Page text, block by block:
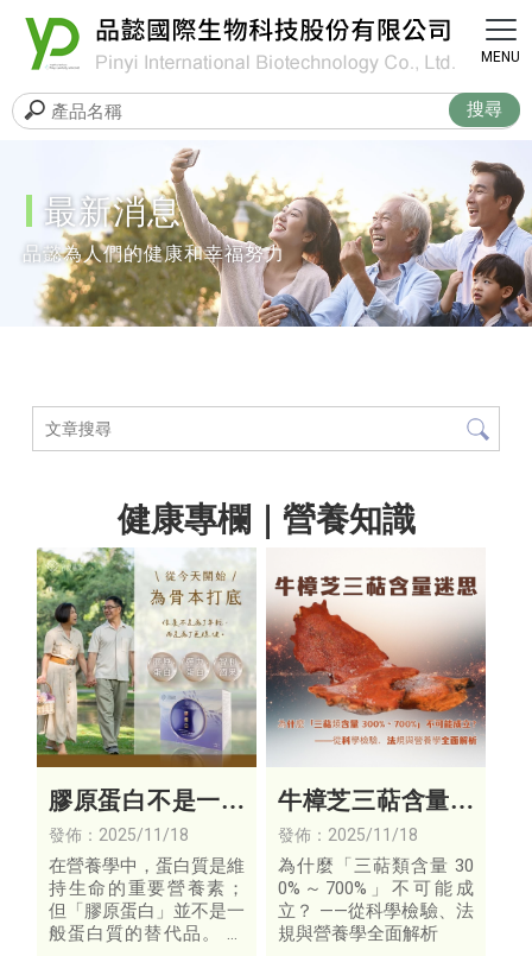
最新消息
健康專欄｜營養知識
膠原蛋白不是一般
蛋白質，是身體的
「結構核心營養」
發佈：2025/11/18
在營養學中，蛋白質是維
持生命的重要營養素；
但「膠原蛋白」並不是一
般蛋白質的替代品。 它
牛樟芝三萜含量迷
思
發佈：2025/11/18
為什麼「三萜類含量 30
0%～700%」不可能成
立？ ——從科學檢驗、法
規與營養學全面解析